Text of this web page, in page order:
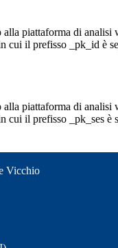
alla piattaforma di
cui il prefisso _pk_id è
alla piattaforma di
cui il prefisso _pk_ses
Vicchio